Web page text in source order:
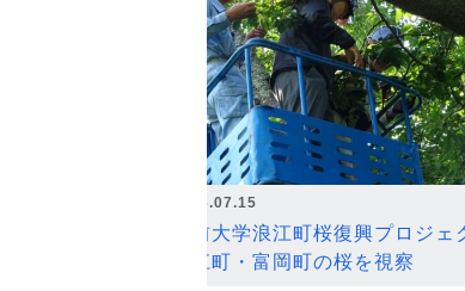
2026.07.15
弘前大学浪江町桜復興プロジ
浪江町・富岡町の桜を視察